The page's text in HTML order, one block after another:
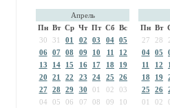
Апрель
Пн Вт Ср Чт Пт Сб Вс
30
31 01 02 03 04 05
06
07 08 09 10 11
12
13
14 15 16 17 18
19
20
21 22 23 24 25
26
27
28 29 30 01 02
03
04
05 06 07 08 09 10
Пн Вт
27
28
04
05
11
12
18
19
25
26
01
02